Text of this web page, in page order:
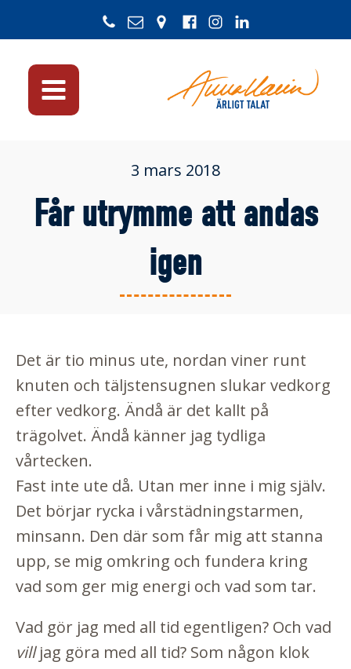
3 mars 2018
Får utrymme att andas
igen
Det är tio minus ute, nordan viner runt
knuten och täljstensugnen slukar vedkorg
efter vedkorg. Ändå är det kallt på
trägolvet. Ändå känner jag tydliga
vårtecken.
Fast inte ute då. Utan mer inne i mig själv.
Det börjar rycka i vårstädningstarmen,
minsann. Den där som får mig att stanna
upp, se mig omkring och fundera kring
vad som ger mig energi och vad som tar.
Vad gör jag med all tid egentligen? Och vad
villjag göra med all tid? Som någon klok